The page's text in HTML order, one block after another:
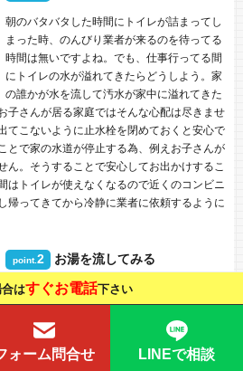
朝のバタバタした時間にトイレが詰まってし
まった時、のんびり業者が来るのを待ってる
時間は無いですよね。でも、仕事行ってる間
にトイレの水が溢れてきたらどうしよう。家
の誰かが水を流して汚水が家中に溢れてきた
子さんが居る家庭ではそんな心配は尽きませ
てこないように止水栓を閉めておくと安心で
とで家の水道が停止する為、例えお子さんが
ん。そうすることで安心してお出かけするこ
はトイレが使えなくなるので近くのコンビニ
帰ってきてから冷静に業者に依頼するように
point.2 お湯を流してみる
トイレのつまりが起きた際に自分ですぐに出
来る対処法としてお湯を使った方法がありま
す。紙詰まりなどの軽度な詰まりに効果的で
試してみる価値は十分にあります。方法は簡
単で５０℃程のお湯をヤカンで沸かし、詰ま
はすぐお電話下さい
ォーム問合せ LINEで相談